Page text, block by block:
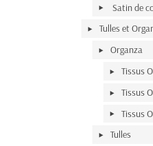
Satin de
Tulles et
Organza
Tissus
Tissus
Tissus
Tulles